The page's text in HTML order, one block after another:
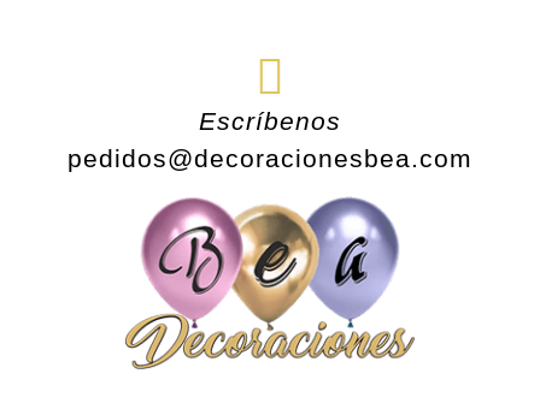
Escríbenos
pedidos@decoracionesbea.com